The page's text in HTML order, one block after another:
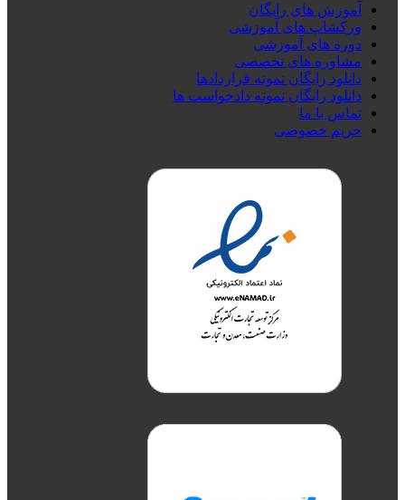
آموزش های رایگان
ورکشاپ های آموزشی
دوره های آموزشی
مشاوره های تخصصی
دانلود رایگان نمونه قراردادها
دانلود رایگان نمونه دادخواست ها
تماس با ما
حریم خصوصی